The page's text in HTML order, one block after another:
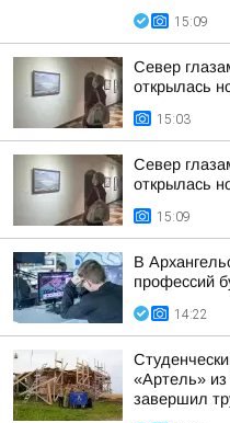
15:09
Север
открылась
15:03
Север
открылась
15:09
В
профессий
14:22
«Артель» из
завершил